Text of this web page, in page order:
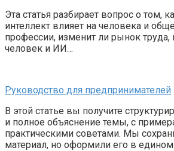
Эта статья разбирает вопрос о том,
интеллект влияет на человека и
профессии, изменит ли рынок
человек и ИИ…
Руководство для предпринимателей
В этой статье вы получите
и полное объяснение темы, с
практическими советами. Мы
материал, но оформили его в